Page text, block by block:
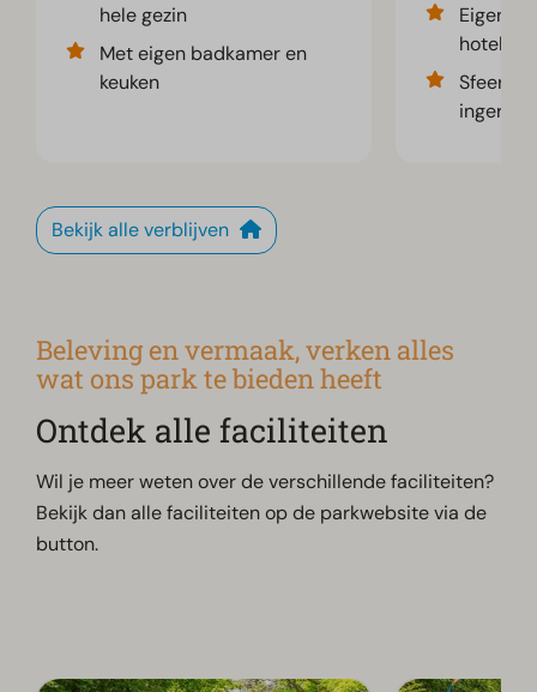
hele gezin
Met eigen badkamer en
keuken
Eigen
Sfeervol
ingericht
Bekijk alle verblijven
Beleving en vermaak, verken alles
wat ons park te bieden heeft
Ontdek alle faciliteiten
Wil je meer weten over de verschillende faciliteiten?
Bekijk dan alle faciliteiten op de parkwebsite via de
button.